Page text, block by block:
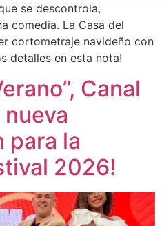
se descontrola,
comedia. La Casa del
cortometraje navideño con
detalles en esta nota!
Canal
para la
2026!